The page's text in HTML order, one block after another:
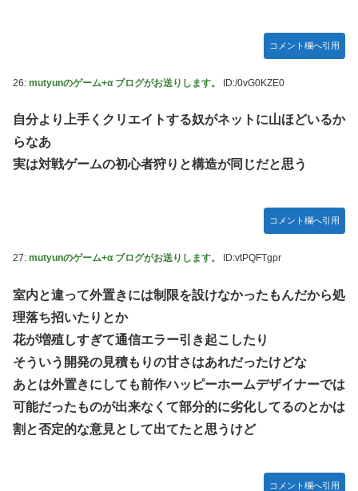
コメント欄へ引用
26: mutyunのゲーム+α ブログがお送りします。 ID:/0vG0KZE0
自分より上手くクリエイトする奴がネットに山ほどいるか
らなあ
実は対戦ゲームの初心者狩りと構造が同じだと思う
コメント欄へ引用
27: mutyunのゲーム+α ブログがお送りします。 ID:vtPQFTgpr
室内と違って外置きには制限を設けなかったもんだから処
理落ち招いたりとか
花が増殖しすぎて通信エラー引き起こしたり
そういう開発の見積もりの甘さはあれだったけどな
あとは外置きにしても前作ハッピーホームデザイナーでは
可能だったものが出来なくて部分的に劣化してるのとかは
割と否定的な意見として出てたと思うけど
コメント欄へ引用